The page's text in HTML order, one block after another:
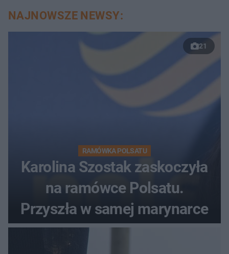
NAJNOWSZE NEWSY:
21
RAMÓWKA POLSATU
Karolina Szostak zaskoczyła
na ramówce Polsatu.
Przyszła w samej marynarce